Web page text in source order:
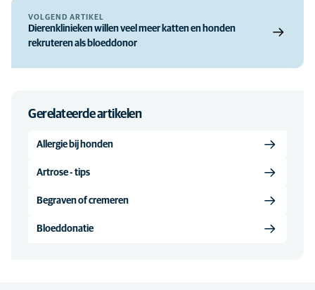
VOLGEND ARTIKEL
Dierenklinieken willen veel meer katten en honden
rekruteren als bloeddonor
Gerelateerde artikelen
Allergie bij honden
Artrose - tips
Begraven of cremeren
Bloeddonatie